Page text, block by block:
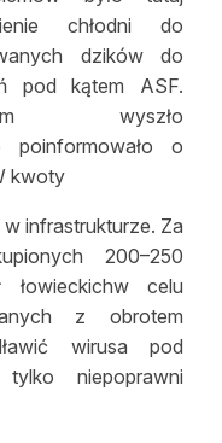
chłodni do
dzików do
pod kątem ASF.
wyszło
poinformowało o
kwoty
w infrastrukturze. Za
200–250
celu
z obrotem
wirusa pod
niepoprawni